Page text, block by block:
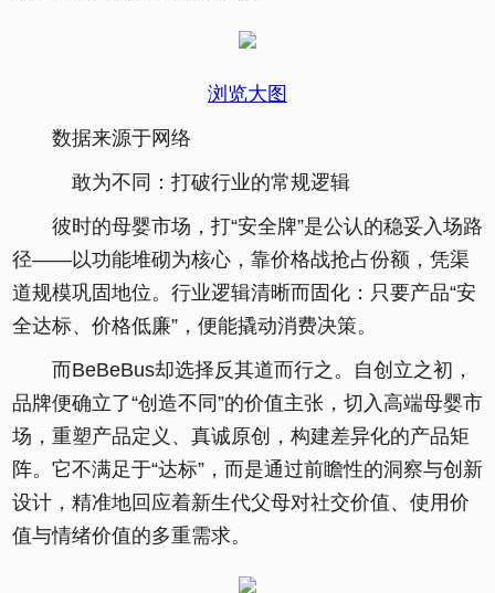
浏览大图
数据来源于网络
敢为不同：打破行业的常规逻辑
彼时的母婴市场，打“安全牌”是公认的稳妥入场路
径——以功能堆砌为核心，靠价格战抢占份额，凭渠
道规模巩固地位。行业逻辑清晰而固化：只要产品“安
全达标、价格低廉”，便能撬动消费决策。
而BeBeBus却选择反其道而行之。自创立之初，
品牌便确立了“创造不同”的价值主张，切入高端母婴市
场，重塑产品定义、真诚原创，构建差异化的产品矩
阵。它不满足于“达标”，而是通过前瞻性的洞察与创新
设计，精准地回应着新生代父母对社交价值、使用价
值与情绪价值的多重需求。